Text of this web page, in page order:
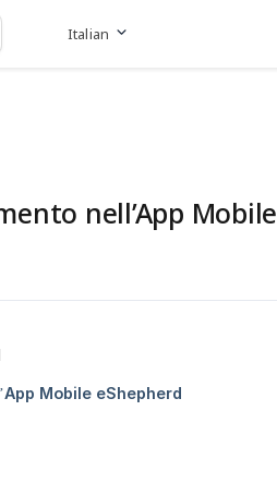
Italian
nell’App Mobile